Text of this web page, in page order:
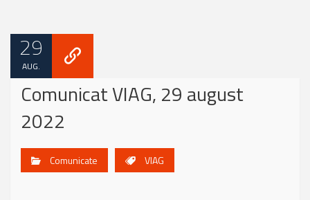
29
AUG.
Comunicat VIAG, 29 august
2022
Comunicate VIAG